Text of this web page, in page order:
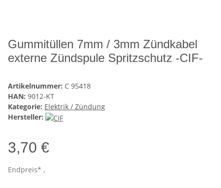
Gummitüllen 7mm / 3mm Zündkabel
externe Zündspule Spritzschutz -CIF-
Artikelnummer: C 95418
HAN: 9012-KT
Kategorie: Elektrik / Zündung
Hersteller:
3,70 €
Endpreis* ,